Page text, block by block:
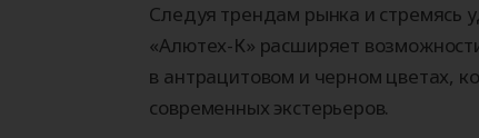
Следуя трендам рынка и стремясь
«Алютех-К» расширяет
в антрацитовом и черном цветах,
современных экстерьеров.